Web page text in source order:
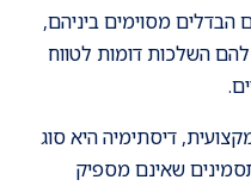
הבדלים מסוימים ביניהם,
השלכות דומות לטווח
דיסתימיה היא סוג
שאינם מספיק